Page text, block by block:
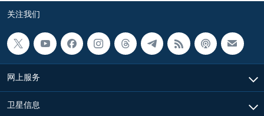
关注我们
网上服务
卫星信息